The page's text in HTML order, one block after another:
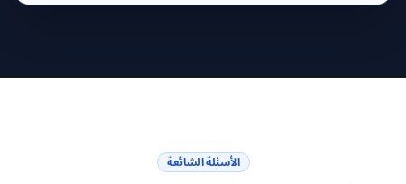
الأسئلة الشائعة